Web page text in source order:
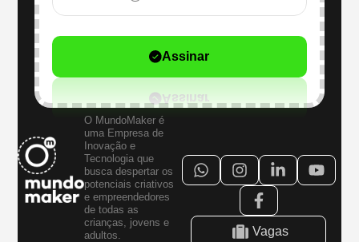
Assinar
O MundoMaker é
uma Empresa de
Inovação e
Tecnologia que
busca despertar os
potenciais criativos
e empreendedores
de todas as
crianças, jovens e
adultos.
Vagas